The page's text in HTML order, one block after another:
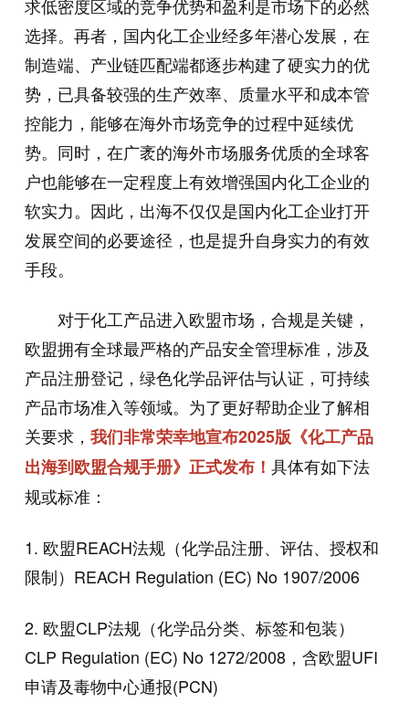
求低密度区域的竞争优势和盈利是市场下的必然
选择。再者，国内化工企业经多年潜心发展，在
制造端、产业链匹配端都逐步构建了硬实力的优
势，已具备较强的生产效率、质量水平和成本管
控能力，能够在海外市场竞争的过程中延续优
势。同时，在广袤的海外市场服务优质的全球客
户也能够在一定程度上有效增强国内化工企业的
软实力。因此，出海不仅仅是国内化工企业打开
发展空间的必要途径，也是提升自身实力的有效
手段。
对于化工产品进入欧盟市场，合规是关键，
欧盟拥有全球最严格的产品安全管理标准，涉及
产品注册登记，绿色化学品评估与认证，可持续
产品市场准入等领域。为了更好帮助企业了解相
关要求， 我们非常荣幸地宣布2025版《化工产品
出海到欧盟合规手册》正式发布！ 具体有如下法
规或标准：
1. 欧盟REACH法规（化学品注册、评估、授权和
限制）REACH Regulation (EC) No 1907/2006
2. 欧盟CLP法规（化学品分类、标签和包装）
CLP Regulation (EC) No 1272/2008，含欧盟UFI
申请及毒物中心通报(PCN)